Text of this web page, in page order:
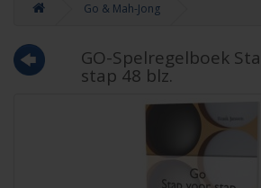
Go & Mah-Jong
GO-Spelregelboek
stap 48 blz.